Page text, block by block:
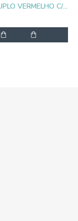
BALDE DUPLO VERMELHO C/ ESPREMEDOR 15 L